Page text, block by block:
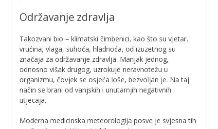
Održavanje zdravlja
Takozvani bio – klimatski čimbenici, kao što su vjetar,
vrućina, vlaga, suhoća, hladnoća, od izuzetnog su
značaja za održavanje zdravlja. Manjak jednog,
odnosno višak drugog, uzrokuje neravnotežu u
organizmu, čovjek se osjeća loše, bezvoljan je. Na taj
način se brani od vanjskih i unutarnjih negativnih
utjecaja.
Moderna medicinska meteorologija posve je svjesna tih